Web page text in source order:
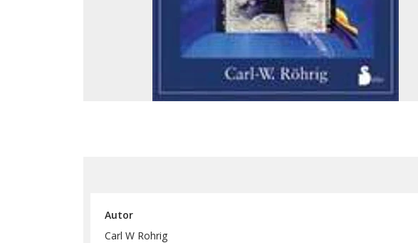
Autor
Carl W Rohrig